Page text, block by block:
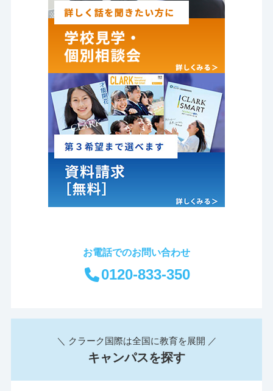
お電話でのお問い合わせ
0120-833-350
＼ クラーク国際は全国に教育を展開 ／
キャンパスを探す